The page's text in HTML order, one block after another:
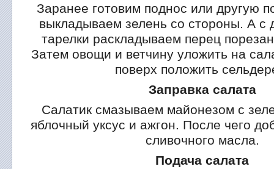
Заранее готовим поднос или другую
выкладываем зелень со стороны. А с
тарелки раскладываем перец
Затем овощи и ветчину уложить на
поверх положить
Заправка салата
Салатик смазываем майонезом с
яблочный уксус и ажгон. После чего
сливочного масла.
Подача салата